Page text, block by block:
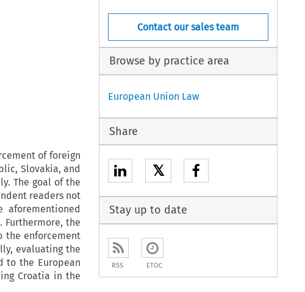
of foreign
Slovakia, and
The goal of the
readers not
the
the enforcement
evaluating the
to the European
Croatia in the
Contact our sales team
Browse by practice area
European Union Law
Share
𝕏
Stay up to date
RSS ETOC